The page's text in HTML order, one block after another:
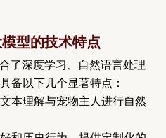
型的技术特点
了深度学习、自然语言处理
备以下几个显著特点：
本理解与宠物主人进行自然